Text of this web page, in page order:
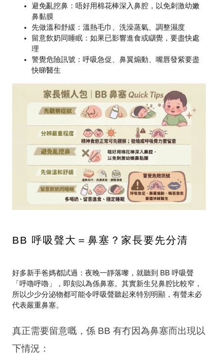
避免亂挖鼻 ：唔好用棉花棒深入鼻腔，以免刺激幼嫩
鼻黏膜
先做溫和舒緩 ：溫熱毛巾、洗澡蒸氣、調整濕度
留意飲奶同睡眠 ：如果已影響進食或瞓覺，要盡快處
理
警覺危險訊號 ：呼吸急促、鼻翼煽動、嘴唇發紫要盡
快睇醫生
BB 呼吸聲大＝鼻塞？家長要先分清
好多新手爸媽都試過：夜晚一靜落嚟，就聽到 BB 呼吸聲
「呼嚕呼嚕」，即刻以為係鼻塞。其實新生兒鼻腔比較窄，
所以少少分泌物都可能令呼吸聲聽起來特別明顯，有聲未必
代表嚴重鼻塞。
真正需要留意嘅，係 BB 有冇因為鼻塞而出現以
下情況：